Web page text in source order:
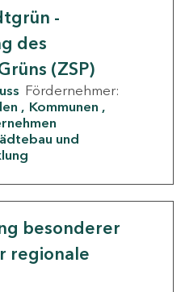
-
des
(ZSP)
Fördernehmer:
Kommunen
und
besonderer
regionale